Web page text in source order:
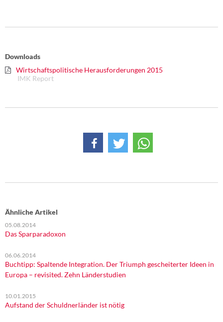
Downloads
Wirtschaftspolitische Herausforderungen 2015
IMK Report
Ähnliche Artikel
05.08.2014
Das Sparparadoxon
06.06.2014
Buchtipp: Spaltende Integration. Der Triumph gescheiterter Ideen in
Europa – revisited. Zehn Länderstudien
10.01.2015
Aufstand der Schuldnerländer ist nötig